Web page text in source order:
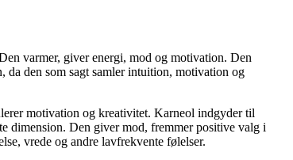
varmer, giver energi, mod og motivation. Den
da den som sagt samler intuition, motivation og
motivation og kreativitet. Karneol indgyder til
dimension. Den giver mod, fremmer positive valg i
vrede og andre lavfrekvente følelser.